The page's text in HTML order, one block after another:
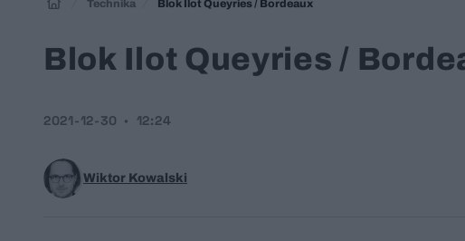
Technika Blok Ilot Queyries / Bordeaux
Blok Ilot Queyries /
Wiktor Kowalski
2021-12-30 12:24